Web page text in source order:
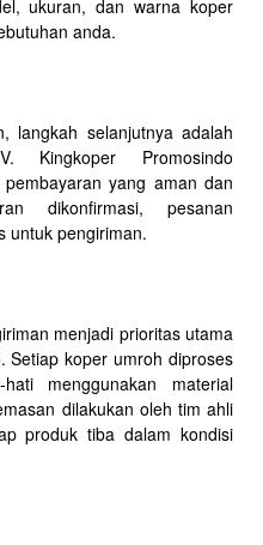
ukuran, dan warna koper
anda.
langkah selanjutnya adalah
Kingkoper Promosindo
yang aman dan
dikonfirmasi, pesanan
untuk pengiriman.
menjadi prioritas utama
Setiap koper umroh diproses
menggunakan material
dilakukan oleh tim ahli
produk tiba dalam kondisi